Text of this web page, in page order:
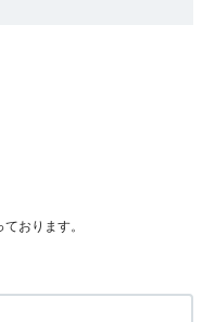
おります。